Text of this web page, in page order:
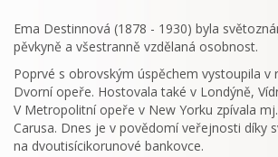
Ema Destinnová (1878 - 1930) byla
pěvkyně a všestranně vzdělaná osobnost.
Poprvé s obrovským úspěchem vystoupila v
Dvorní opeře. Hostovala také v Londýně,
V Metropolitní opeře v New Yorku zpívala
Carusa. Dnes je v povědomí veřejnosti díky
na dvoutisícikorunové bankovce.